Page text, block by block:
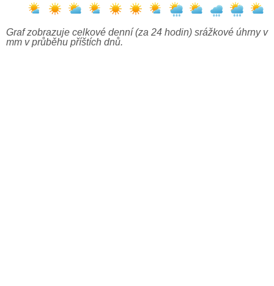
Graf zobrazuje celkové denní (za 24 hodin) srážkové úhrny v
mm v průběhu příštích dnů.